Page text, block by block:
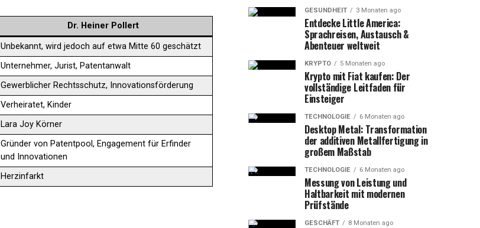
Dr. Heiner Pollert
Unbekannt, wird jedoch auf etwa Mitte 60 geschätzt
Unternehmer, Jurist, Patentanwalt
Gewerblicher Rechtsschutz, Innovationsförderung
Verheiratet, Kinder
Lara Joy Körner
Gründer von Patentpool, Engagement für Erfinder
und Innovationen
Herzinfarkt
GESUNDHEIT 3 Monaten ago
Entdecke Little America:
Sprachreisen, Austausch &
Abenteuer weltweit
KRYPTO 5 Monaten ago
Krypto mit Fiat kaufen: Der
vollständige Leitfaden für
Einsteiger
TECHNOLOGIE 6 Monaten ago
Desktop Metal: Transformation
der additiven Metallfertigung in
großem Maßstab
TECHNOLOGIE 6 Monaten ago
Messung von Leistung und
Haltbarkeit mit modernen
Prüfstände
GESCHÄFT 8 Monaten ago